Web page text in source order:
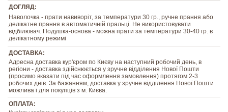
ДОГЛЯД:
Наволочка - прати навиворіт, за температури 30 гр., ручне прання або
делікатне прання в автоматичній пральці. Не використовувати
відбілювач. Подушка-основа - можна прати за температури 30-40 гр. в
делікатному режимі
ДОСТАВКА:
Адресна доставка кур'єром по Києву на наступний робочий день, в
регіони - доставка здійснюється у зручне відділення Нової Пошти
(просимо вказати під час оформлення замовлення) протягом 2-3
робочих днів. За бажанням, доставка у зручне відділення Нової Пошти
можлива і для покупців з м. Києва.
ОПЛАТА: